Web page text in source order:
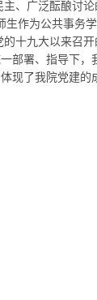
广泛酝酿讨论
作为公共事务
九大以来召开
部署、指导下
现了我院党建的